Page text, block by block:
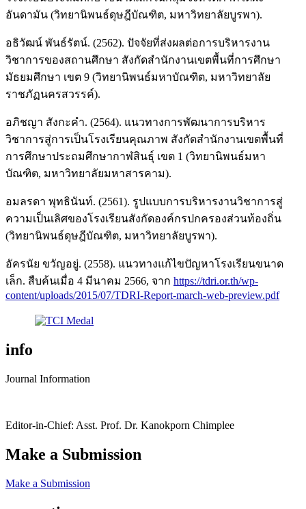
อันดามัน (วิทยานิพนธ์ดุษฎีบัณฑิต, มหาวิทยาลัยบูรพา).
อธิวัฒน์ พันธ์รัตน์. (2562). ปัจจัยที่ส่งผลต่อการบริหารงาน
วิชาการของสถานศึกษา สังกัดสำนักงานเขตพื้นที่การศึกษา
มัธยมศึกษา เขต 9 (วิทยานิพนธ์มหาบัณฑิต, มหาวิทยาลัย
ราชภัฏนครสวรรค์).
อภิชญา สังกะคำ. (2564). แนวทางการพัฒนาการบริหาร
วิชาการสู่การเป็นโรงเรียนคุณภาพ สังกัดสำนักงานเขตพื้นที่
การศึกษาประถมศึกษากาฬสินธุ์ เขต 1 (วิทยานิพนธ์มหา
บัณฑิต, มหาวิทยาลัยมหาสารคาม).
อมลรดา พุทธินันท์. (2561). รูปแบบการบริหารงานวิชาการสู่
ความเป็นเลิศของโรงเรียนสังกัดองค์กรปกครองส่วนท้องถิ่น
(วิทยานิพนธ์ดุษฎีบัณฑิต, มหาวิทยาลัยบูรพา).
อัครนัย ขวัญอยู่. (2558). แนวทางแก้ไขปัญหาโรงเรียนขนาด
เล็ก. สืบค้นเมื่อ 4 มีนาคม 2566, จาก https://tdri.or.th/wp-
content/uploads/2015/07/TDRI-Report-march-web-preview.pdf
info
Journal Information
Editor-in-Chief: Asst. Prof. Dr. Kanokporn Chimplee
Make a Submission
Make a Submission